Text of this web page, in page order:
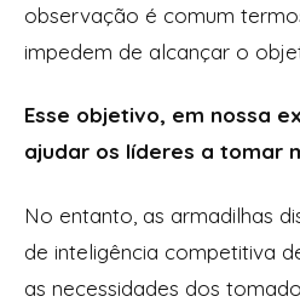
observação é comum
impedem de alcançar o
Esse objetivo, em nossa
ajudar os líderes a tomar
No entanto, as armadilhas
de inteligência competitiva
as necessidades dos